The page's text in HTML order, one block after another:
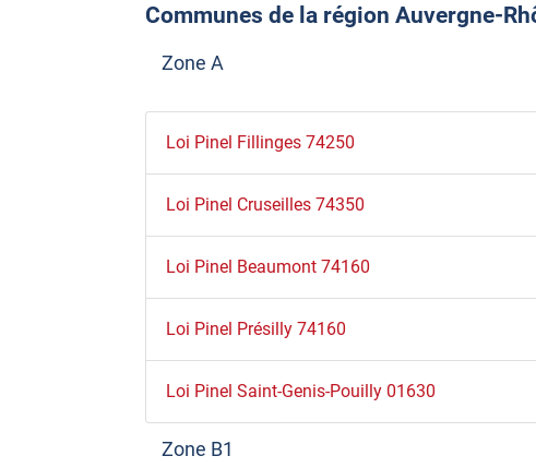
Communes de la région Auvergne-
Zone A
Loi Pinel Fillinges 74250
Loi Pinel Cruseilles 74350
Loi Pinel Beaumont 74160
Loi Pinel Présilly 74160
Loi Pinel Saint-Genis-Pouilly 01630
Zone B1